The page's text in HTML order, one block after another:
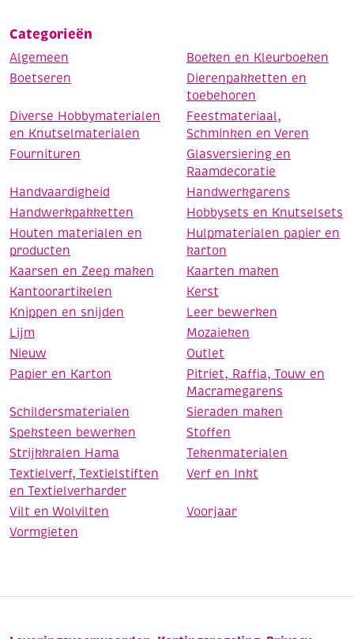
Categorieën
Algemeen
Boeken en Kleurboeken
Boetseren
Dierenpakketten en
toebehoren
Diverse Hobbymaterialen
en Knutselmaterialen
Feestmateriaal,
Schminken en Veren
Fournituren
Glasversiering en
Raamdecoratie
Handvaardigheid
Handwerkgarens
Handwerkpakketten
Hobbysets en Knutselsets
Houten materialen en
producten
Hulpmaterialen papier en
karton
Kaarsen en Zeep maken
Kaarten maken
Kantoorartikelen
Kerst
Knippen en snijden
Leer bewerken
Lijm
Mozaieken
Nieuw
Outlet
Papier en Karton
Pitriet, Raffia, Touw en
Macramegarens
Schildersmaterialen
Sieraden maken
Speksteen bewerken
Stoffen
Strijkkralen Hama
Tekenmaterialen
Textielverf, Textielstiften
en Textielverharder
Verf en Inkt
Vilt en Wolvilten
Voorjaar
Vormgieten